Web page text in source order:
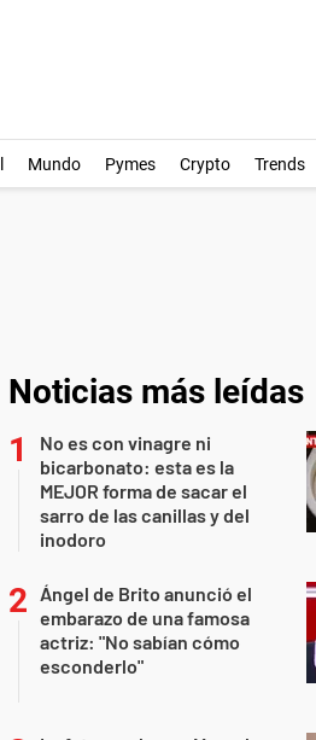
Mundo Pymes Crypto Trends
Noticias más leídas
No es con vinagre ni
bicarbonato: esta es la
MEJOR forma de sacar el
sarro de las canillas y del
inodoro
Ángel de Brito anunció el
embarazo de una famosa
actriz: "No sabían cómo
esconderlo"